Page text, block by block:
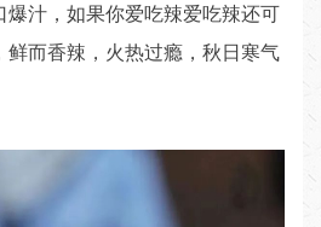
爆汁，如果你爱吃辣爱吃辣还可
鲜而香辣，火热过瘾，秋日寒气